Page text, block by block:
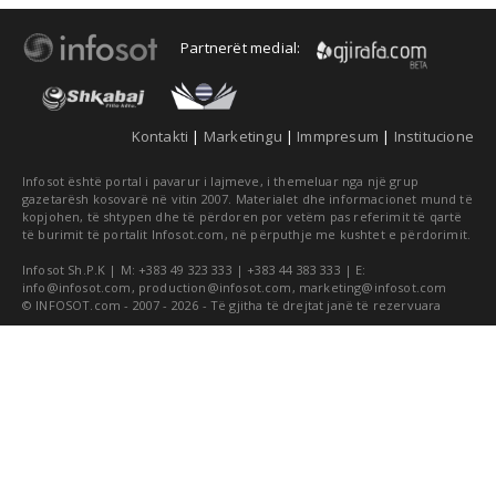
Partnerët medial:
Kontakti | Marketingu | Immpresum | Institucione
Infosot është portal i pavarur i lajmeve, i themeluar nga një grup
gazetarësh kosovarë në vitin 2007. Materialet dhe informacionet mund të
kopjohen, të shtypen dhe të përdoren por vetëm pas referimit të qartë
të burimit të portalit Infosot.com, në përputhje me kushtet e përdorimit.
Infosot Sh.P.K | M: +383 49 323 333 | +383 44 383 333 | E:
info@infosot.com , production@infosot.com , marketing@infosot.com
© INFOSOT.com - 2007 - 2026 - Të gjitha të drejtat janë të rezervuara